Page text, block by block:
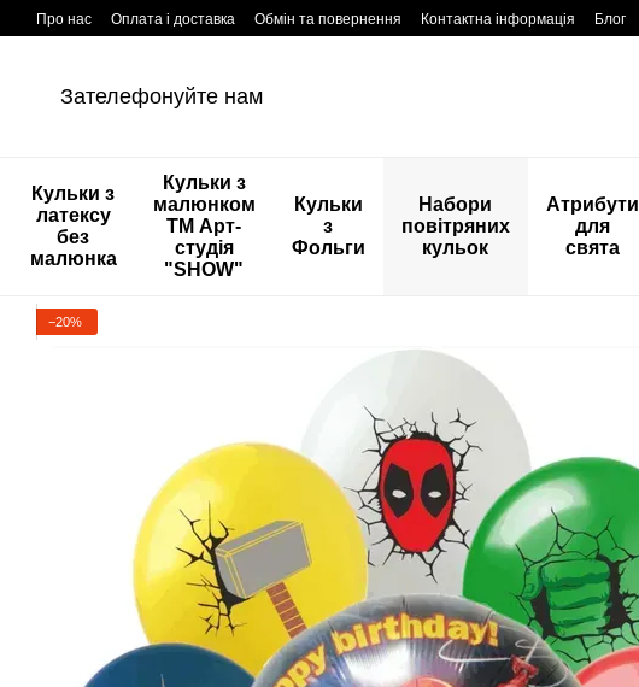
Перейти к основному контенту
Про нас Оплата і доставка Обмін та повернення Контактна інформація Блог
Зателефонуйте нам
Кульки з
латексу
без
малюнка
Кульки з
малюнком
ТМ Арт-
студія
"SHOW"
Кульки
з
Фольги
Набори
повітряних
кульок
Атрибути
для
свята
−20%